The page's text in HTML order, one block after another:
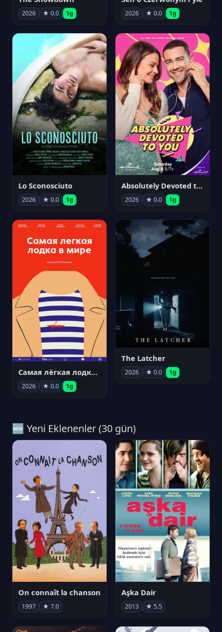
2026 ★ 0.0 1g 2026 ★ 0.0 1g
Lo Sconosciuto
2026 ★ 0.0 1g
Absolutely Devoted to You
2026 ★ 0.0 1g
Самая лёгкая лодка в мире
2026 ★ 0.0 1g
The Latcher
2026 ★ 0.0 1g
🆕 Yeni Eklenenler (30 gün)
On connaît la chanson
1997 ★ 7.0
Aşka Dair
2013 ★ 5.5